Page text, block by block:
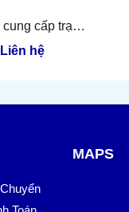
cấp trạm
tông 90m3/h
Liên hệ
MAPS